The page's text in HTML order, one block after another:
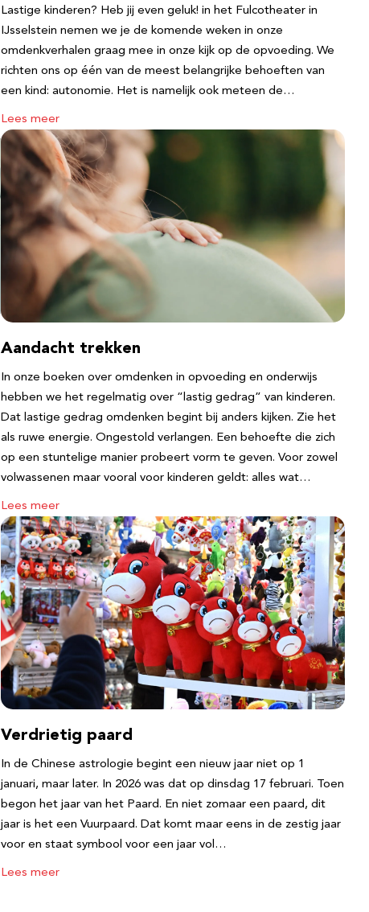
Lastige kinderen? Heb jij even geluk! in het Fulcotheater in
IJsselstein nemen we je de komende weken in onze
omdenkverhalen graag mee in onze kijk op de opvoeding. We
richten ons op één van de meest belangrijke behoeften van
een kind: autonomie. Het is namelijk ook meteen de…
Lees meer
Aandacht trekken
In onze boeken over omdenken in opvoeding en onderwijs
hebben we het regelmatig over “lastig gedrag” van kinderen.
Dat lastige gedrag omdenken begint bij anders kijken. Zie het
als ruwe energie. Ongestold verlangen. Een behoefte die zich
op een stuntelige manier probeert vorm te geven. Voor zowel
volwassenen maar vooral voor kinderen geldt: alles wat…
Lees meer
Verdrietig paard
In de Chinese astrologie begint een nieuw jaar niet op 1
januari, maar later. In 2026 was dat op dinsdag 17 februari. Toen
begon het jaar van het Paard. En niet zomaar een paard, dit
jaar is het een Vuurpaard. Dat komt maar eens in de zestig jaar
voor en staat symbool voor een jaar vol…
Lees meer